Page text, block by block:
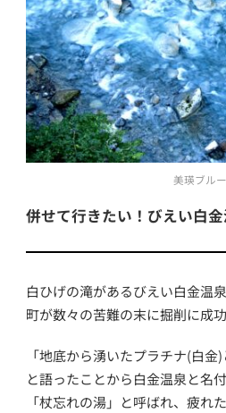
美瑛ブルー
併せて行きたい！びえい白
白ひげの滝があるびえい白金温
町が数々の苦難の末に掘削に成
「地底から湧いたプラチナ(白金
と語ったことから白金温泉と名
「杖忘れの湯」と呼ばれ、疲れ